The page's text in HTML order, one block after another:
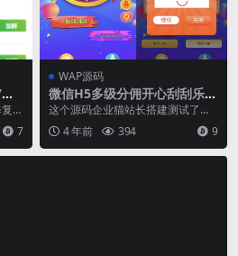
建
建
7
WAP源码
微信H5多级分佣开心刮刮乐源
码
这个源码企业猫站长搭建测试了
下，后台正常能搭建出来， 但前台
好像需要购买别人的微...
4 年前 394 9